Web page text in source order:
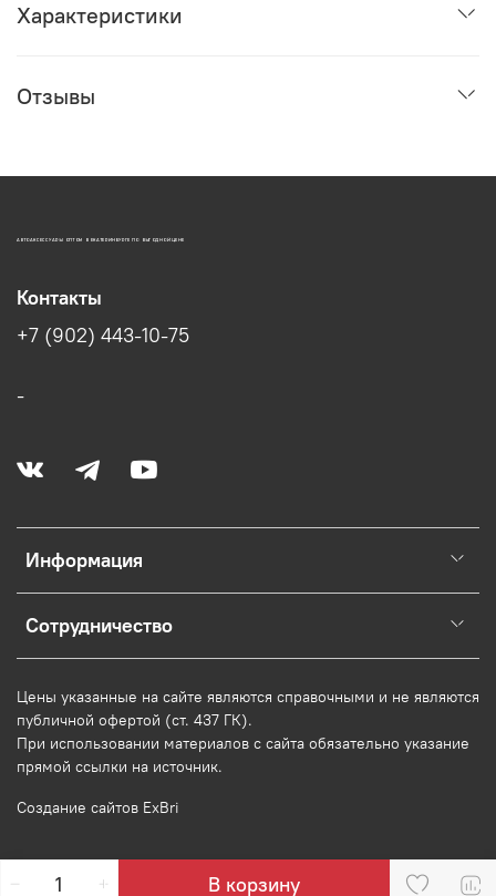
В корзину
Характеристики
Отзывы
АВТОАКСЕССУАРЫ ОПТОМ В ЕКАТЕРИНБУРГЕ ПО ВЫГОДНОЙ ЦЕНЕ
Информация
Сотрудничество
Контакты
+7 (902) 443-10-75
-
Цены указанные на сайте являются справочными и не являются
публичной офертой (ст. 437 ГК).
При использовании материалов с сайта обязательно указание
прямой ссылки на источник.
Создание сайтов ExBri